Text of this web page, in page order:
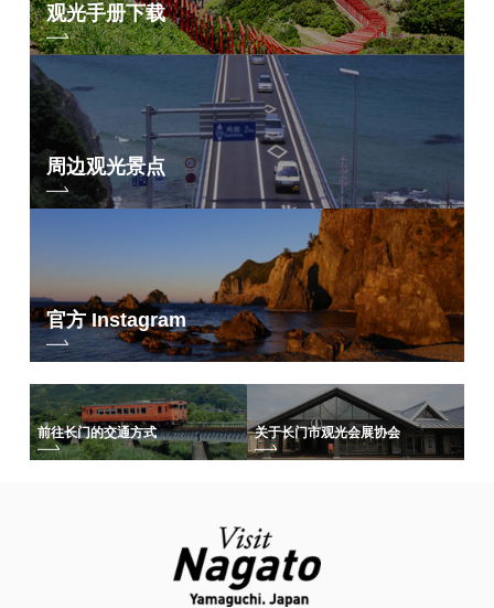
观光手册下载
周边观光景点
官方 Instagram
前往长门的交通方式 关于长门市观光会展协会